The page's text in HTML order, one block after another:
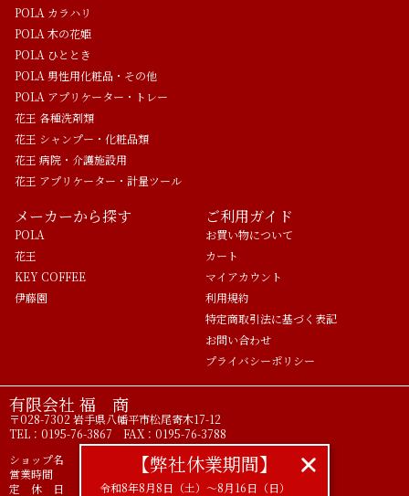
POLA カラハリ
POLA 木の花姫
POLA ひととき
POLA 男性用化粧品・その他
POLA アプリケーター・トレー
花王 各種洗剤類
花王 シャンプー・化粧品類
花王 病院・介護施設用
花王 アプリケーター・計量ツール
メーカーから探す
POLA
花王
KEY COFFEE
伊藤園
ご利用ガイド
お買い物について
カート
マイアカウント
利用規約
特定商取引法に基づく表記
お問い合わせ
プライバシーポリシー
有限会社 福 商
〒028-7302 岩手県八幡平市松尾寄木17-12
TEL：0195-76-3867 FAX：0195-76-3788
ショップ名 ライフアメニティ POLA正規代理店
営業時間 9時00分～17時00分
定 休 日 土 日 祝
【弊社休業期間】
令和8年8月8日（土）〜8月16日（日）